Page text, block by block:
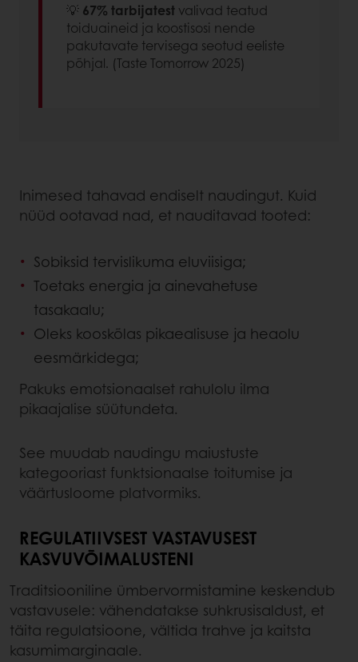
💡 67% tarbijatest valivad teatud
toiduaineid ja koostisosi nende
pakutavate tervisega seotud eeliste
põhjal. (Taste Tomorrow 2025)
Inimesed tahavad endiselt naudingut. Kuid
nüüd ootavad nad, et nauditavad tooted:
Sobiksid tervislikuma eluviisiga;
Toetaks energia ja ainevahetuse
tasakaalu;
Oleks kooskõlas pikaealisuse ja heaolu
eesmärkidega;
Pakuks emotsionaalset rahulolu ilma
pikaajalise süütundeta.
See muudab naudingu maiustuste
kategooriast funktsionaalse toitumise ja
väärtusloome platvormiks.
REGULATIIVSEST VASTAVUSEST
KASVUVÕIMALUSTENI
Traditsiooniline ümbervormistamine keskendub
vastavusele: vähendatakse suhkrusisaldust, et
täita regulatsioone, vältida trahve ja kaitsta
kasumimarginaale.